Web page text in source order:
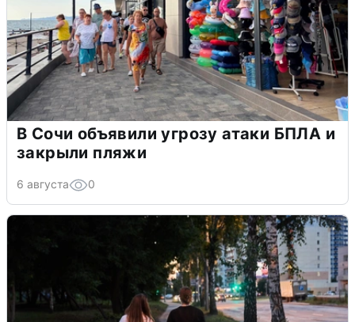
В Сочи объявили угрозу атаки БПЛА и
закрыли пляжи
6 августа 0